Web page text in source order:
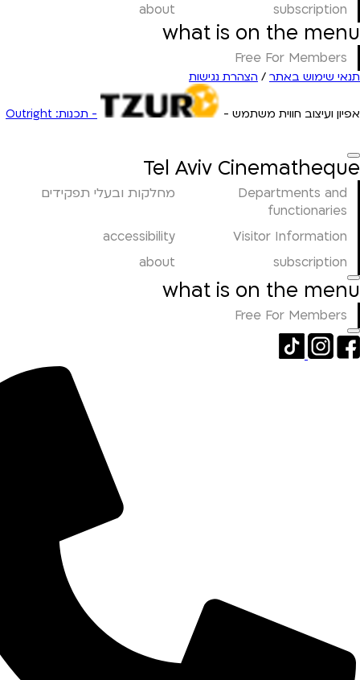
subscription
about
what is on the menu
Free For Members
תנאי שימוש באתר / הצהרת נגישות
אפיון ועיצוב חווית משתמש - - תכנות: Outright
Tel Aviv Cinematheque
Departments and
functionaries
מחלקות ובעלי תפקידים
Visitor Information
accessibility
subscription
about
what is on the menu
Free For Members